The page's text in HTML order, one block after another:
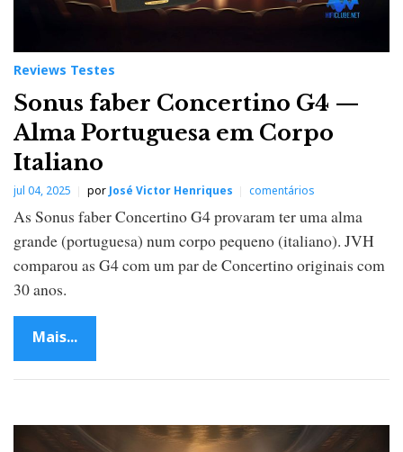
Reviews Testes
Sonus faber Concertino G4 —
Alma Portuguesa em Corpo
Italiano
jul 04, 2025 por José Victor Henriques comentários
As Sonus faber Concertino G4 provaram ter uma alma
grande (portuguesa) num corpo pequeno (italiano). JVH
comparou as G4 com um par de Concertino originais com
30 anos.
Mais...